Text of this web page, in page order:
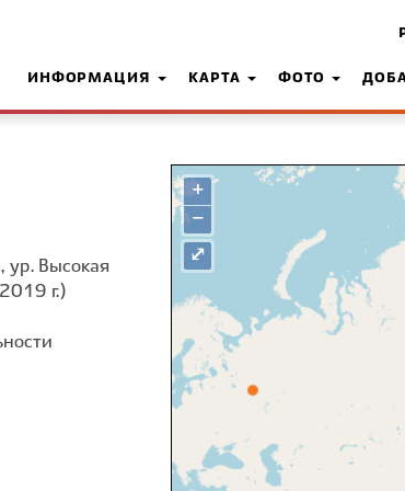
ИНФОРМАЦИЯ КАРТА ФОТО
ур. Высокая
г.)
+
−
⤢